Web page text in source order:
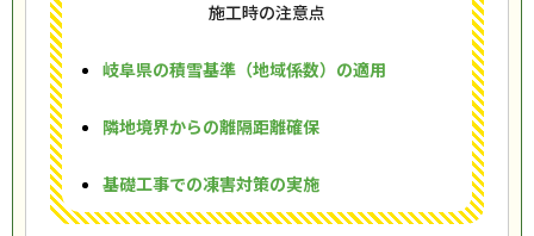
施工時の注意点
岐阜県の積雪基準（地域係数）の適用
隣地境界からの離隔距離確保
基礎工事での凍害対策の実施